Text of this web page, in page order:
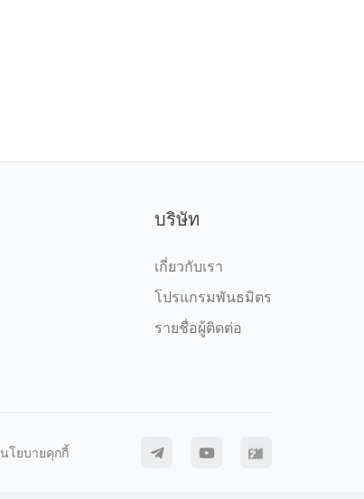
บริษัท
เกี่ยวกับเรา
โปรแกรมพันธมิตร
รายชื่อผู้ติดต่อ
นโยบายคุกกี้